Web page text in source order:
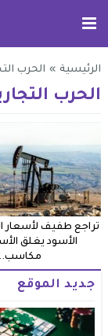
الرئيسية » الحرب
الحرب
تراجع طفيف لأسعار
الأسود يغلق
جديد الموقع